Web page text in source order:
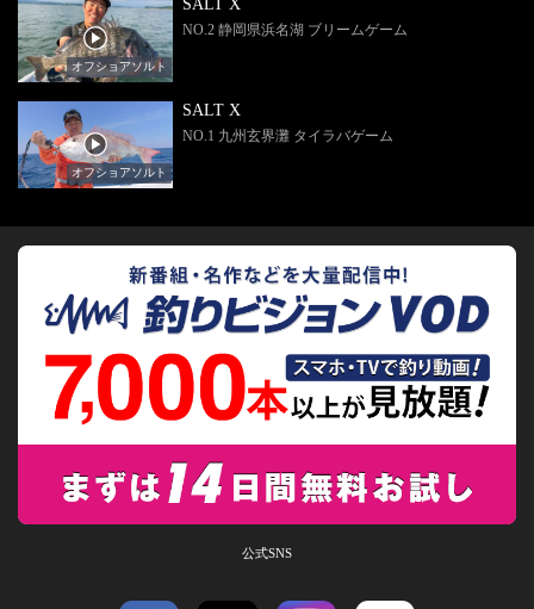
オフショアソルト
SALT X
NO.2 静岡県浜名湖 ブリームゲーム
オフショアソルト
SALT X
NO.1 九州玄界灘 タイラバゲーム
公式SNS